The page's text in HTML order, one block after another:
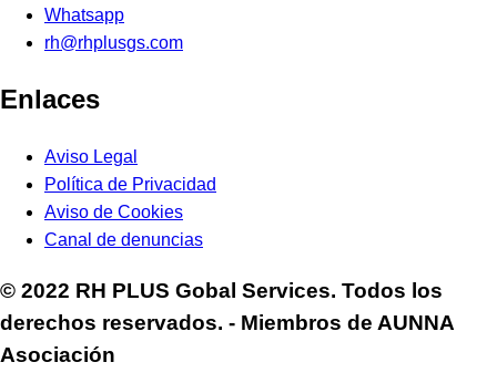
Whatsapp
rh@rhplusgs.com
Enlaces
Aviso Legal
Política de Privacidad
Aviso de Cookies
Canal de denuncias
© 2022 RH PLUS Gobal Services. Todos los
derechos reservados. - Miembros de AUNNA
Asociación